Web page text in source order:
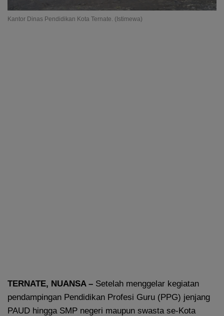
Kantor Dinas Pendidikan Kota Ternate. (Istimewa)
TERNATE, NUANSA – Setelah menggelar kegiatan
pendampingan Pendidikan Profesi Guru (PPG) jenjang
PAUD hingga SMP negeri maupun swasta se-Kota